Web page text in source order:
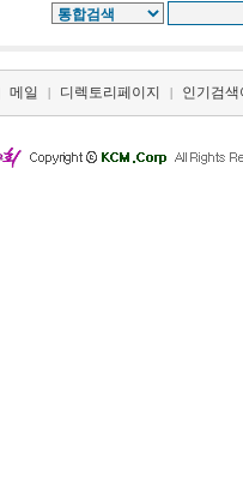
메일 | 디렉토리페이지 | 인기검색